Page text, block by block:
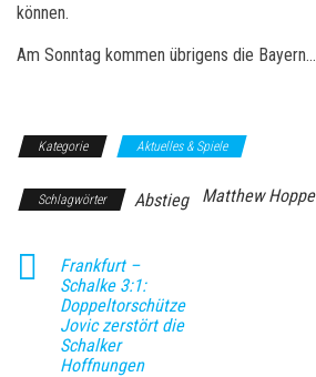
können.
Am Sonntag kommen übrigens die Bayern…
Kategorie Aktuelles & Spiele
Schlagwörter Abstieg Matthew Hoppe
Frankfurt –
Schalke 3:1:
Doppeltorschütze
Jovic zerstört die
Schalker
Hoffnungen